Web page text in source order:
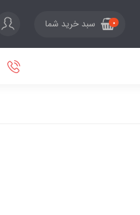
0 سبد خرید شما